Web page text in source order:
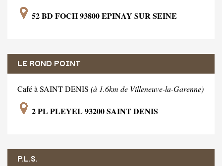
52 BD FOCH 93800 EPINAY SUR SEINE
LE ROND POINT
Café à SAINT DENIS (à 1.6km de Villeneuve-la-Garenne)
2 PL PLEYEL 93200 SAINT DENIS
P.L.S.